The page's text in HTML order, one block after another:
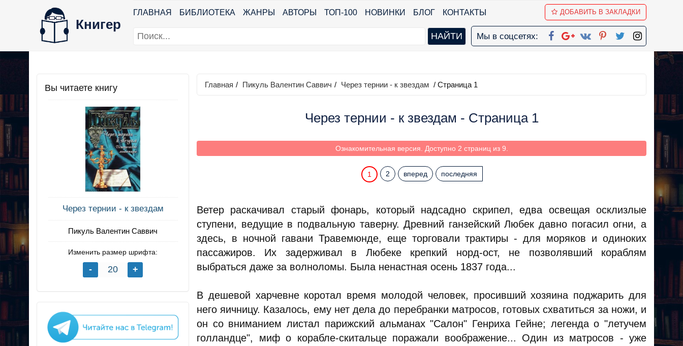
Книгер
ГЛАВНАЯ БИБЛИОТЕКА ЖАНРЫ АВТОРЫ ТОП-100 НОВИНКИ БЛОГ КОНТАКТЫ ДОБАВИТЬ В ЗАКЛАДКИ
Мы в соцсетях:
Вы читаете книгу
Через тернии - к звездам
Пикуль Валентин Саввич
Изменить размер шрифта:
Главная / Пикуль Валентин Саввич / Через тернии - к звездам / Страница 1
Через тернии - к звездам - Страница 1
Ознакомительная версия. Доступно 2 страниц из 9.
1 2 вперед последняя
Ветер раскачивал старый фонарь, который надсадно скрипел, едва освещая осклизлые
ступени, ведущие в подвальную таверну. Древний ганзейский Любек давно погасил огни, а
здесь, в ночной гавани Травемюнде, еще торговали трактиры - для моряков и одиноких
пассажиров. Их задерживал в Любеке крепкий норд-ост, не позволявший кораблям
выбраться даже за волноломы. Была ненастная осень 1837 года...
В дешевой харчевне коротал время молодой человек, просивший хозяина поджарить для
него яичницу. Казалось, ему нет дела до перебранки матросов, готовых схватиться за ножи, и
он со вниманием листал парижский альманах "Салон" Генриха Гейне; легенда о "летучем
голландце", миф о корабле-скитальце поражали воображение... Один из матросов - уже